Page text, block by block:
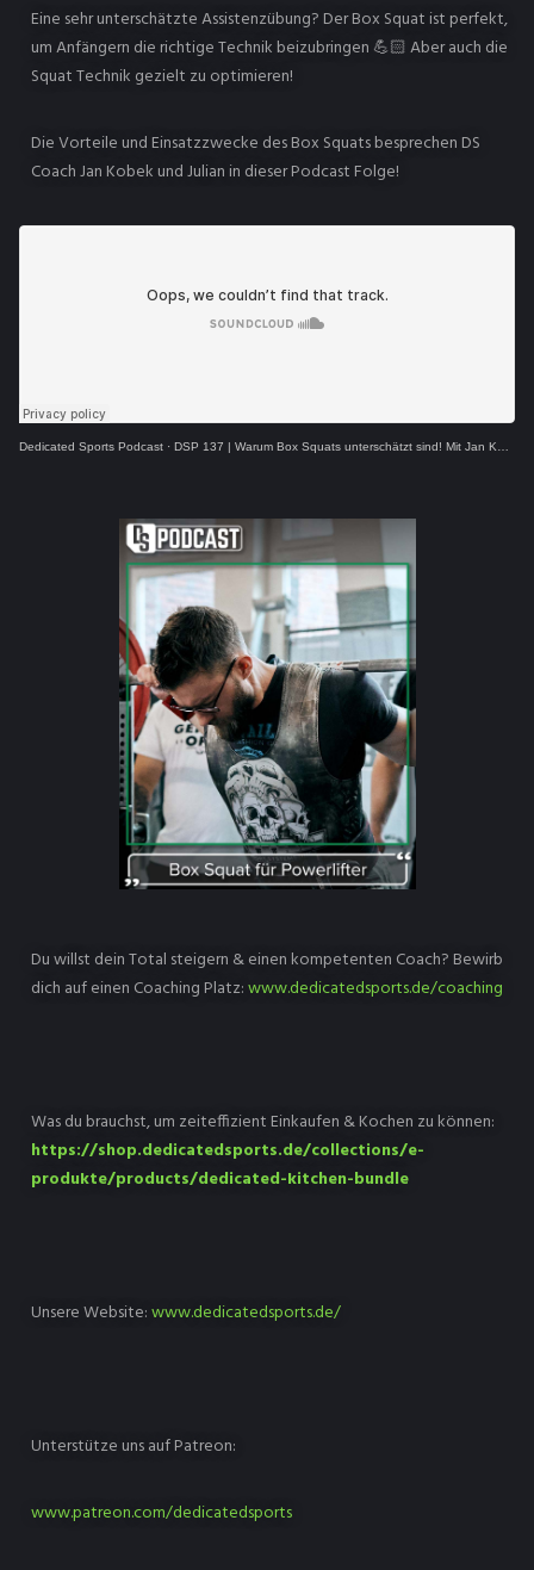
Eine sehr unterschätzte Assistenzübung? Der Box Squat ist perfekt,
um Anfängern die richtige Technik beizubringen 💪🏻 Aber auch die
Squat Technik gezielt zu optimieren!
Die Vorteile und Einsatzzwecke des Box Squats besprechen DS
Coach Jan Kobek und Julian in dieser Podcast Folge!
Dedicated Sports Podcast · DSP 137 | Warum Box Squats unterschätzt sind! Mit Jan Kobek und Julian Schramm
Du willst dein Total steigern & einen kompetenten Coach? Bewirb
dich auf einen Coaching Platz:www.dedicatedsports.de/coaching
Was du brauchst, um zeiteffizient Einkaufen & Kochen zu können:
https://shop.dedicatedsports.de/collections/e-
produkte/products/dedicated-kitchen-bundle
Unsere Website:www.dedicatedsports.de/
Unterstütze uns auf Patreon:
www.patreon.com/dedicatedsports